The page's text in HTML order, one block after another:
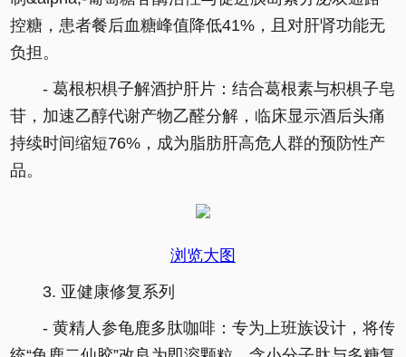
控糖，患者餐后血糖峰值降低41%，且对肝肾功能无
负担。
- 葛根枳椇子解酒护肝片：结合葛根素与枳椇子皂
苷，加速乙醇代谢产物乙醛分解，临床显示酒后头痛
持续时间缩短76%，成为脂肪肝高危人群的预防性产
品。
浏览大图
3. 亚健康修复系列
- 黄精人参龟鹿多肽咖啡：专为上班族设计，将传